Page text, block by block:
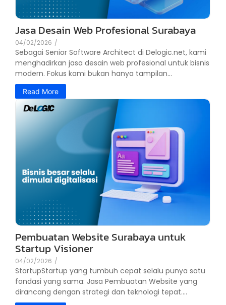
Jasa Desain Web Profesional Surabaya
04/02/2026 /
Sebagai Senior Software Architect di Delogic.net, kami
menghadirkan jasa desain web profesional untuk bisnis
modern. Fokus kami bukan hanya tampilan...
Read More
Pembuatan Website Surabaya untuk
Startup Visioner
04/02/2026 /
StartupStartup yang tumbuh cepat selalu punya satu
fondasi yang sama: Jasa Pembuatan Website yang
dirancang dengan strategi dan teknologi tepat....